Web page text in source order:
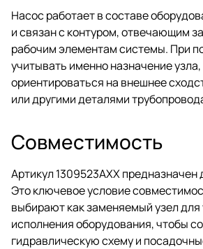
Насос работает в составе
и связан с контуром, отвечающим
рабочим элементам системы. При
учитывать именно назначение узла,
ориентироваться на внешнее
или другими деталями
Совместимость
Артикул 1309523AXX предназначен
Это ключевое условие
выбирают как заменяемый узел для
исполнения оборудования, чтобы
гидравлическую схему и